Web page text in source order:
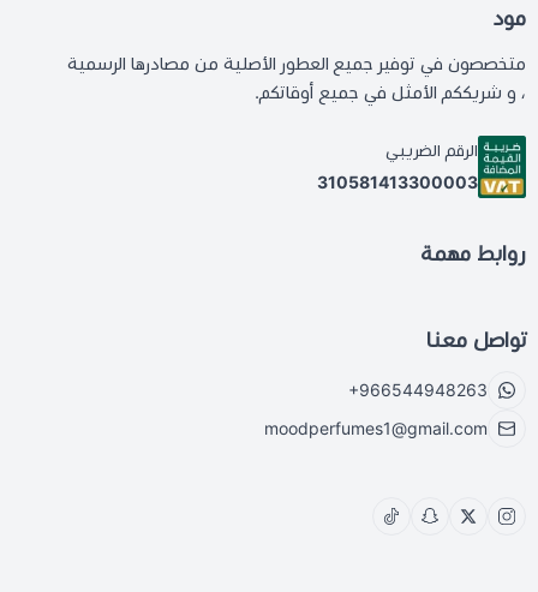
مود
متخصصون في توفير جميع العطور الأصلية من مصادرها الرسمية
، و شريككم الأمثل في جميع أوقاتكم.
الرقم الضريبي
310581413300003
روابط مهمة
تواصل معنا
+966544948263
moodperfumes1@gmail.com